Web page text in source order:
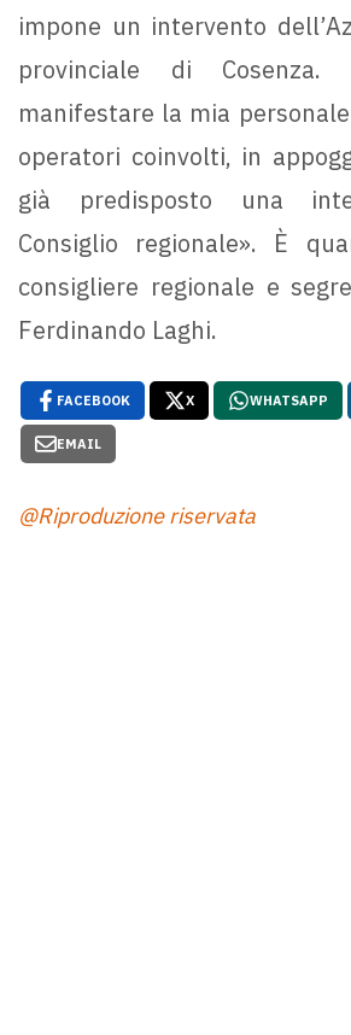
impone un intervento
provinciale di Cosenza.
manifestare la mia
operatori coinvolti, in
già predisposto una
Consiglio regionale». È
consigliere regionale e
Ferdinando Laghi.
FACEBOOK X WHATSAPP
EMAIL
@Riproduzione riservata